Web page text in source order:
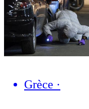
Grèce ·